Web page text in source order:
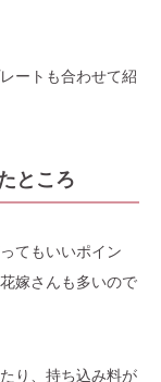
ートも合わせて紹
ところ
てもいいポイン
嫁さんも多いので
り、持ち込み料が